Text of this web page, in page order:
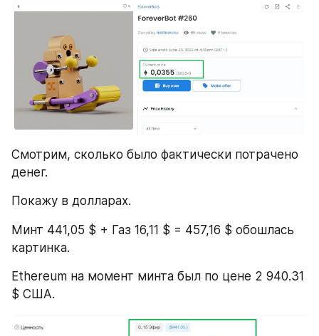
Смотрим, сколько было фактически потрачено
денег.
Покажу в долларах.
Минт 441,05 $ + Газ 16,11 $ = 457,16 $ обошлась
картинка.
Ethereum на момент минта был по цене 2 940.31
$ США.